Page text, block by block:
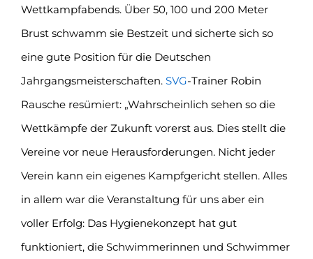
Wettkampfabends. Über 50, 100 und 200 Meter
Brust schwamm sie Bestzeit und sicherte sich so
eine gute Position für die Deutschen
Jahrgangsmeisterschaften. SVG-Trainer Robin
Rausche resümiert: „Wahrscheinlich sehen so die
Wettkämpfe der Zukunft vorerst aus. Dies stellt die
Vereine vor neue Herausforderungen. Nicht jeder
Verein kann ein eigenes Kampfgericht stellen. Alles
in allem war die Veranstaltung für uns aber ein
voller Erfolg: Das Hygienekonzept hat gut
funktioniert, die Schwimmerinnen und Schwimmer